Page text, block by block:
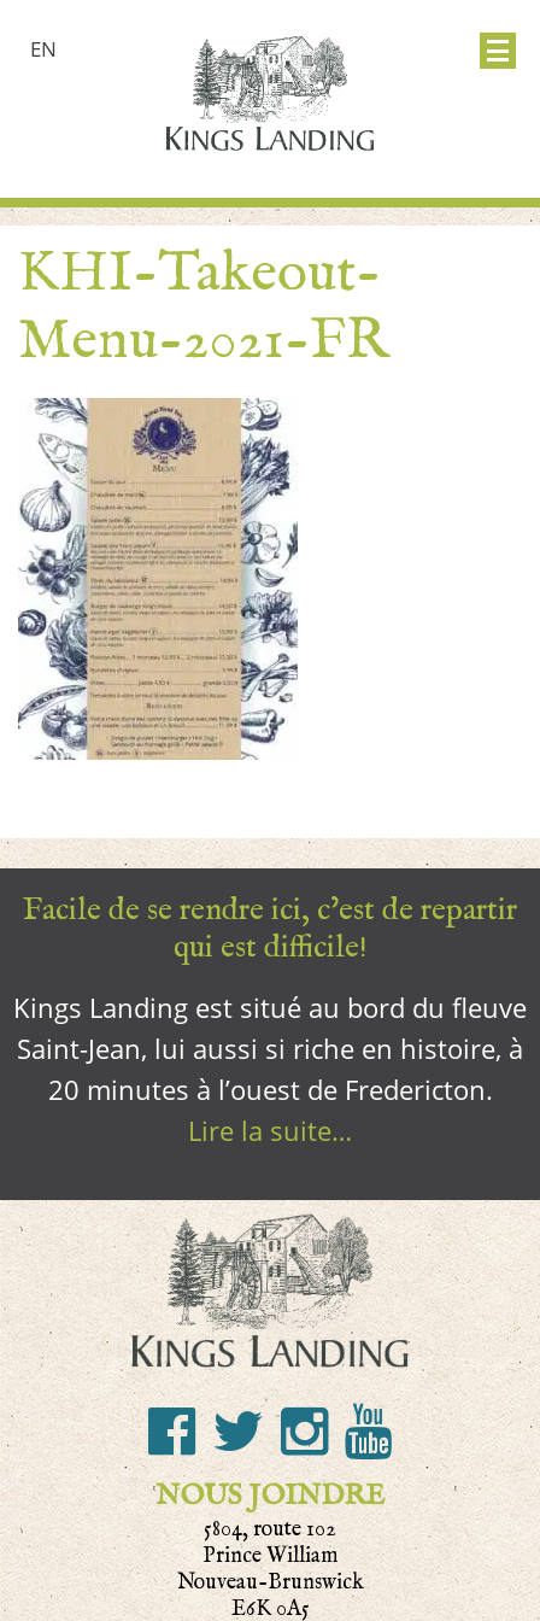
EN
KHI-Takeout-
Menu-2021-FR
Facile de se rendre ici, c’est de repartir
qui est difficile!
Kings Landing est situé au bord du fleuve
Saint-Jean, lui aussi si riche en histoire, à
20 minutes à l’ouest de Fredericton.
Lire la suite…
NOUS JOINDRE
5804, route 102
Prince William
Nouveau-Brunswick
E6K 0A5